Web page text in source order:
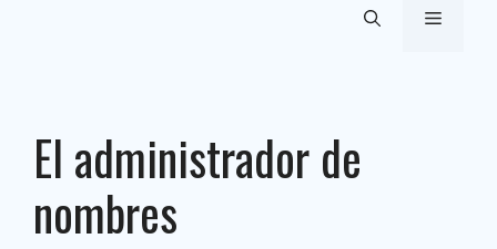
Menú
El administrador de
nombres